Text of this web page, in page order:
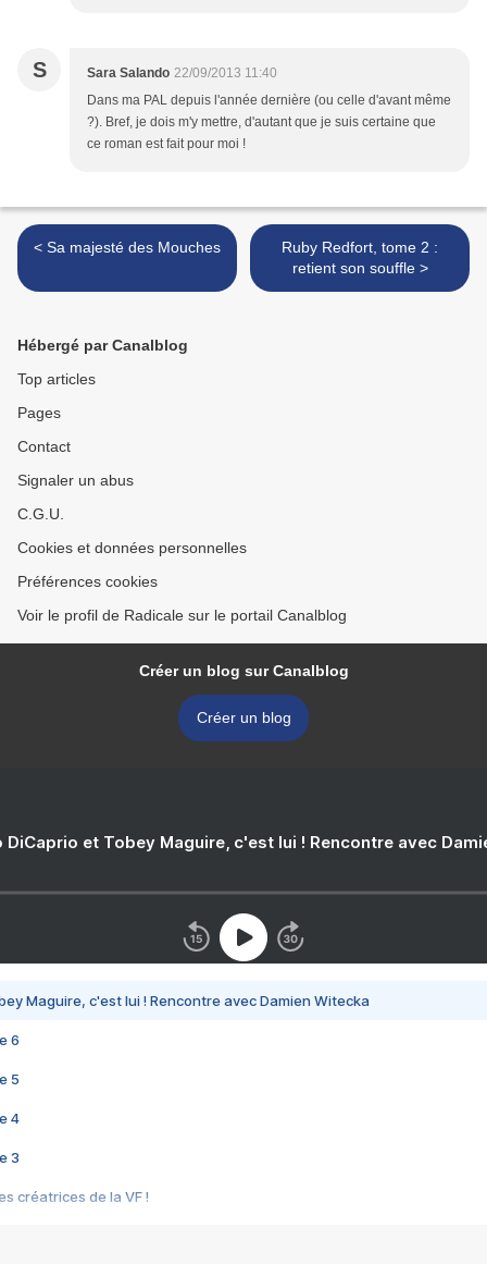
S Sara Salando 22/09/2013 11:40
Dans ma PAL depuis l'année dernière (ou celle d'avant même
?). Bref, je dois m'y mettre, d'autant que je suis certaine que
ce roman est fait pour moi !
< Sa majesté des Mouches
Ruby Redfort, tome 2 :
retient son souffle >
Hébergé par Canalblog
Top articles
Pages
Contact
Signaler un abus
C.G.U.
Cookies et données personnelles
Préférences cookies
Voir le profil de Radicale sur le portail Canalblog
Créer un blog sur Canalblog
Créer un blog
DiCaprio et Tobey Maguire, c'est lui ! Rencontre avec
Maguire, c'est lui ! Rencontre avec Damien Witecka
6
5
4
3
créatrices de la VF !